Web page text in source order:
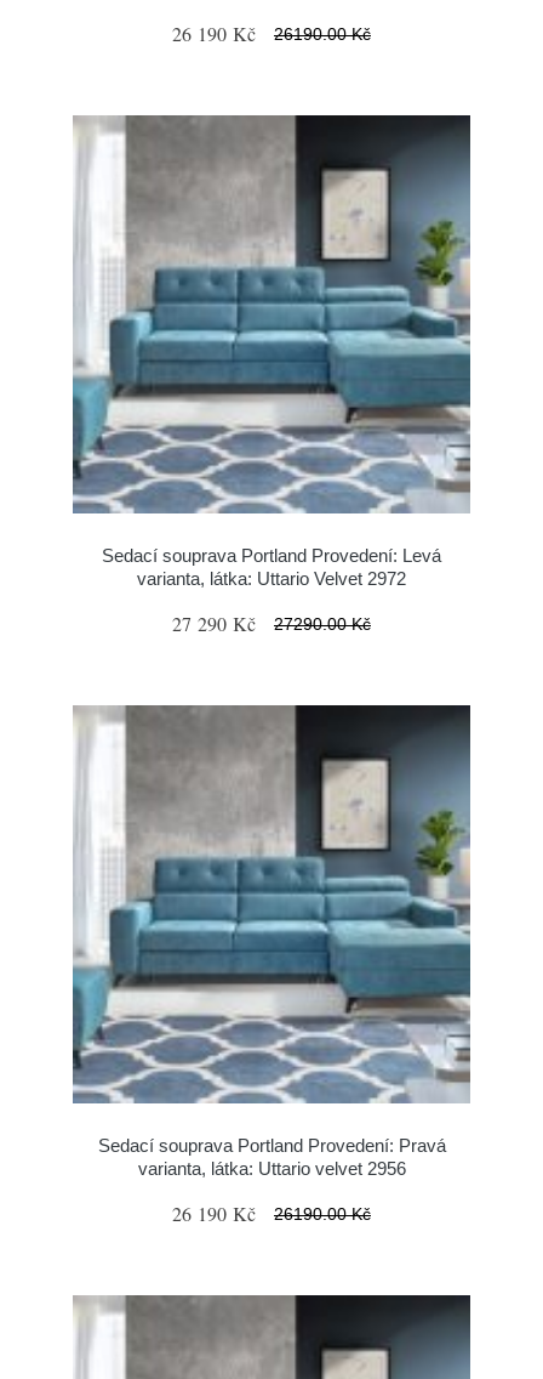
26 190 Kč 26190.00 Kč
Sedací souprava Portland Provedení: Levá
varianta, látka: Uttario Velvet 2972
27 290 Kč 27290.00 Kč
Sedací souprava Portland Provedení: Pravá
varianta, látka: Uttario velvet 2956
26 190 Kč 26190.00 Kč